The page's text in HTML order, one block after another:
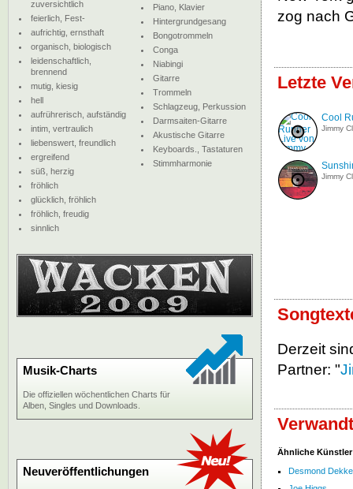
zog nach
Letzte
Cool
Jimmy
Jimmy
Derzeit
Partner: "
Ähnliche Künstler
Desmond
zuversichtlich
feierlich, Fest-
aufrichtig, ernsthaft
organisch, biologisch
leidenschaftlich,
brennend
mutig, kiesig
hell
aufrührerisch, aufständig
intim, vertraulich
liebenswert, freundlich
ergreifend
süß, herzig
fröhlich
glücklich, fröhlich
fröhlich, freudig
sinnlich
Piano, Klavier
Hintergrundgesang
Bongotrommeln
Conga
Niabingi
Gitarre
Trommeln
Schlagzeug, Perkussion
Darmsaiten-Gitarre
Akustische Gitarre
Keyboards., Tastaturen
Stimmharmonie
Musik-Charts
Die offiziellen wöchentlichen Charts für
Alben, Singles und Downloads.
Neuveröffentlichungen